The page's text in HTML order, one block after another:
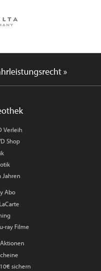
»
Verleih
Shop
Jahren
Abo
ray Filme
sichern